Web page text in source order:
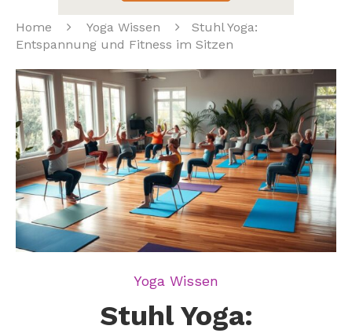
Home Yoga Wissen
Stuhl Yoga:
Entspannung und Fitness im Sitzen
Yoga Wissen
Stuhl Yoga: